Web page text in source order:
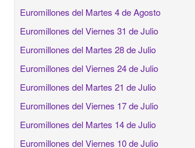
Euromillones del Martes 4 de Agosto
Euromillones del Viernes 31 de Julio
Euromillones del Martes 28 de Julio
Euromillones del Viernes 24 de Julio
Euromillones del Martes 21 de Julio
Euromillones del Viernes 17 de Julio
Euromillones del Martes 14 de Julio
Euromillones del Viernes 10 de Julio